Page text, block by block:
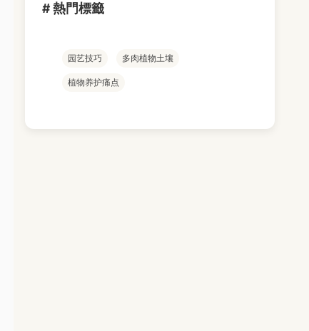
# 熱門標籤
园艺技巧 多肉植物土壤
植物养护痛点